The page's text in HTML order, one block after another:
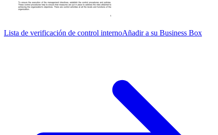
Lista de verificación de control internoAñadir a su Business Box